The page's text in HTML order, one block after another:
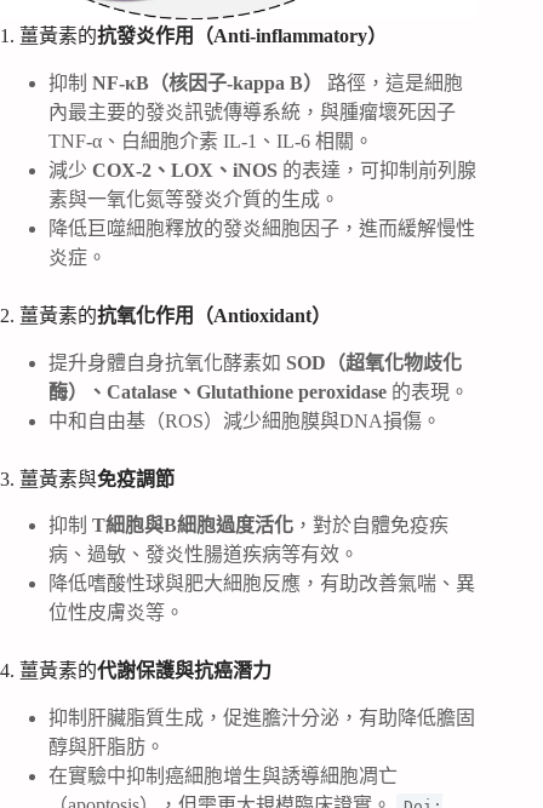
1. 薑黃素的抗發炎作用（Anti-inflammatory）
抑制 NF-κB（核因子-kappa B）
路徑，這是細胞
內最主要的發炎訊號傳導系統，與腫瘤壞死因子
TNF-α、白細胞介素 IL-1、IL-6 相關。
減少 COX-2、LOX、iNOS 的表達，可抑制前列腺
素與一氧化氮等發炎介質的生成。
降低巨噬細胞釋放的發炎細胞因子，進而緩解慢性
炎症。
2. 薑黃素的抗氧化作用（Antioxidant）
提升身體自身抗氧化酵素如 SOD（超氧化物歧化
酶）、Catalase、Glutathione peroxidase 的表現。
中和自由基（ROS）減少細胞膜與DNA損傷。
3. 薑黃素與免疫調節
抑制 T細胞與B細胞過度活化 ，對於自體免疫疾
病、過敏、發炎性腸道疾病等有效。
降低嗜酸性球與肥大細胞反應，有助改善氣喘、異
位性皮膚炎等。
4. 薑黃素的代謝保護與抗癌潛力
抑制肝臟脂質生成，促進膽汁分泌，有助降低膽固
醇與肝脂肪。
在實驗中抑制癌細胞增生與誘導細胞凋亡